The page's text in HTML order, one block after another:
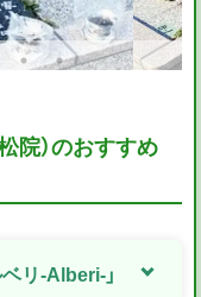
院）のおすすめ
リ-Alberi-」